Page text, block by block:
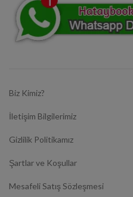
Biz Kimiz?
İletişim Bilgilerimiz
Gizlilik Politikamız
Şartlar ve Koşullar
Mesafeli Satış Sözleşmesi